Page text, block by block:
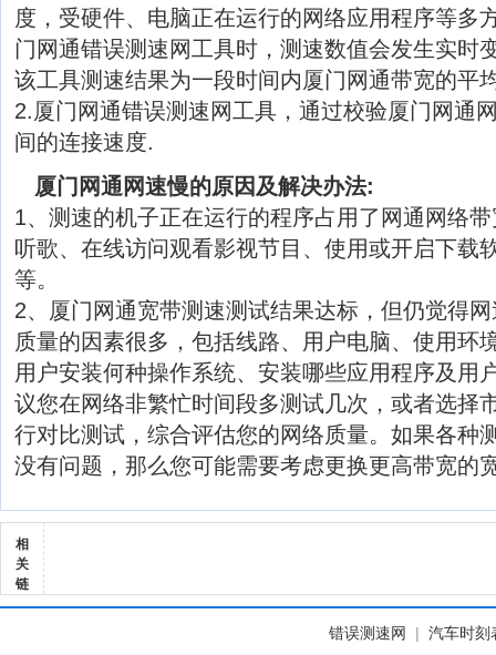
度，受硬件、电脑正在运行的网络应用程序等多
门网通错误测速网工具时，测速数值会发生实时
该工具测速结果为一段时间内厦门网通带宽的平
2.厦门网通错误测速网工具，通过校验厦门网通
间的连接速度.
厦门网通网速慢的原因及解决办法:
1、测速的机子正在运行的程序占用了网通网络
听歌、在线访问观看影视节目、使用或开启下载
等。
2、厦门网通宽带测速测试结果达标，但仍觉得
质量的因素很多，包括线路、用户电脑、使用环
用户安装何种操作系统、安装哪些应用程序及用
议您在网络非繁忙时间段多测试几次，或者选择
行对比测试，综合评估您的网络质量。如果各种
没有问题，那么您可能需要考虑更换更高带宽的
相
关
链
错误测速网 | 汽车时刻